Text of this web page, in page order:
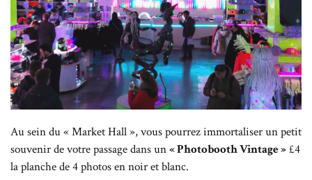
Au sein du « Market Hall », vous pourrez immortaliser un petit
souvenir de votre passage dans un« Photobooth Vintage » £4
la planche de 4 photos en noir et blanc.